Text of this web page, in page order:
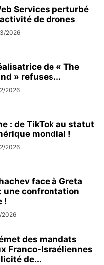
Services perturbé
de drones
2026
de « The
» refuses...
2026
: de TikTok au statut
mondial !
2026
face à Greta
une confrontation
!
2026
des mandats
Franco-Israéliennes
de...